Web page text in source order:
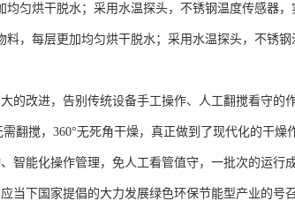
匀烘干脱水；采用水温探头，不锈钢温度传感器，
，每层更加均匀烘干脱水；采用水温探头，不锈钢
的改进，告别传统设备手工操作、人工翻搅看守的
翻搅，360°无死角干燥，真正做到了现代化的干燥
智能化操作管理，免人工看管值守，一批次的运行
当下国家提倡的大力发展绿色环保节能型产业的号